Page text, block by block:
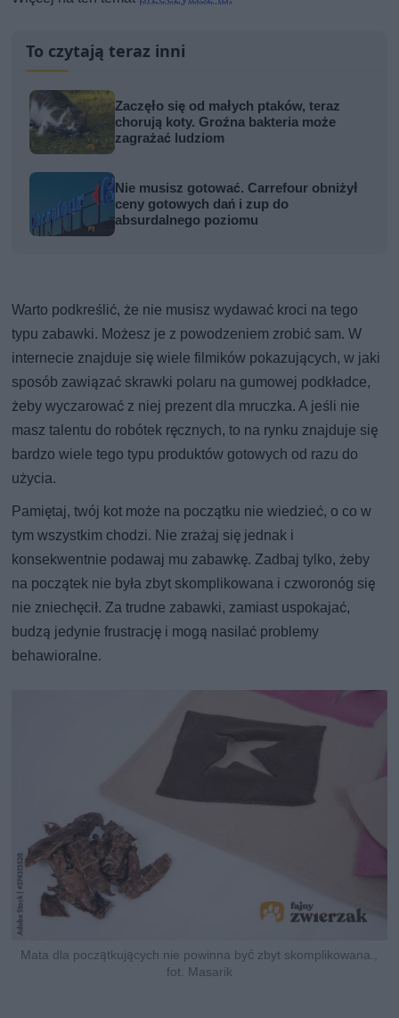
To czytają teraz inni
Zaczęło się od małych ptaków, teraz
chorują koty. Groźna bakteria może
zagrażać ludziom
Nie musisz gotować. Carrefour obniżył
ceny gotowych dań i zup do
absurdalnego poziomu
Warto podkreślić, że nie musisz wydawać kroci na tego
typu zabawki. Możesz je z powodzeniem zrobić sam. W
internecie znajduje się wiele filmików pokazujących, w jaki
sposób zawiązać skrawki polaru na gumowej podkładce,
żeby wyczarować z niej prezent dla mruczka. A jeśli nie
masz talentu do robótek ręcznych, to na rynku znajduje się
bardzo wiele tego typu produktów gotowych od razu do
użycia.
Pamiętaj, twój kot może na początku nie wiedzieć, o co w
tym wszystkim chodzi. Nie zrażaj się jednak i
konsekwentnie podawaj mu zabawkę. Zadbaj tylko, żeby
na początek nie była zbyt skomplikowana i czworonóg się
nie zniechęcił. Za trudne zabawki, zamiast uspokajać,
budzą jedynie frustrację i mogą nasilać problemy
behawioralne.
Mata dla początkujących nie powinna być zbyt skomplikowana.,
fot. Masarik